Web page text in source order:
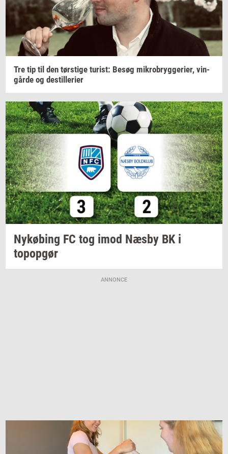
Tre tip til den tørsti­ge turist: Besøg mi­kro­bryg­ge­ri­er, vin­
går­de og destil­le­ri­er
Ny­kø­bing FC tog imod Næsby BK i
topop­gør
ANNONCE